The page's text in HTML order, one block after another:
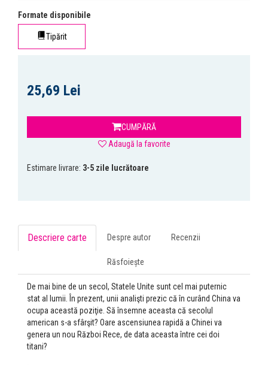
Formate disponibile
Tipărit
25,69 Lei
CUMPĂRĂ
Adaugă la favorite
Estimare livrare: 3-5 zile lucrătoare
Descriere carte Despre autor Recenzii
Răsfoiește
De mai bine de un secol, Statele Unite sunt cel mai puternic
stat al lumii. În prezent, unii analişti prezic că în curând China va
ocupa această poziţie. Să însemne aceasta că secolul
american s-a sfârşit? Oare ascensiunea rapidă a Chinei va
genera un nou Război Rece, de data aceasta între cei doi
titani?